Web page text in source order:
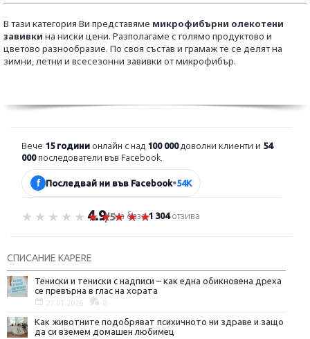
В тази категория Ви представяме микрофибърни олекотени
завивки на ниски цени. Разполагаме с голямо продуктово и
цветово разнообразие. По своя състав и грамаж те се делят на
зимни, летни и всесезонни завивки от микрофибър.
Вече 15 години онлайн с над 100 000доволни клиенти и 54
000последователи във Facebook.
f Последвай ни във Facebook•54K
Оценка 4.9 от 5
4.9/5на база1 304отзива
СПИСАНИЕ KAPERE
Тениски и тениски с надписи – как една обикновена дреха
се превърна в глас на хората
27.01.2026 0
Как животните подобряват психичното ни здраве и защо
да си вземем домашен любимец